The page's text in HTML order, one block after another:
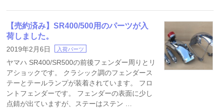
【売約済み】SR400/500用のパーツが入
荷しました。
2019年2月6日 入荷パーツ
ヤマハ SR400/SR500の前後フェンダー周りとリ
アショックです。 クラシック調のフェンダース
テーとテールランプが装着されています。 フロ
ントフェンダーです。 フェンダーの表面に少し
点錆が出ていますが、ステーはステン …